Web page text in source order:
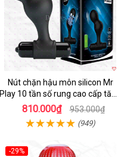
Nút chặn hậu môn silicon Mr
Play 10 tần số rung cao cấp tăng
khoái cảm
810.000₫ 953.000₫
(949)
-29%